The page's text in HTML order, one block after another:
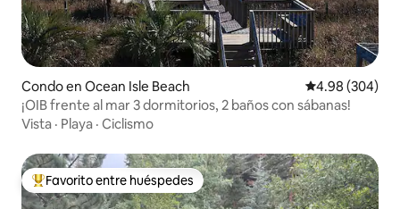
Condo en Ocean Isle Beach Calificación
4.98 (304)
¡OIB frente al mar 3 dormitorios, 2 baños con sábanas!
Vista · Playa · Ciclismo
Favorito entre huéspedes preferido
Favorito entre huéspedes